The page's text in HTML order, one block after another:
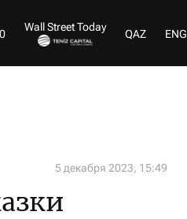
Wall Street Today
QAZ ENG
5 декабря 2023, 15:49